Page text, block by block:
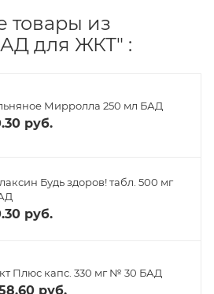
товары из
для ЖКТ" :
Мирролла 250 мл БАД
руб.
Будь здоров! табл. 500 мг
руб.
Плюс капс. 330 мг № 30 БАД
руб.